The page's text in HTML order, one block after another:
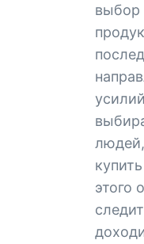
выбор
этого